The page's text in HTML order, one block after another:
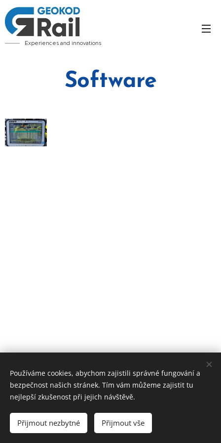
Experiences and innovations
Software
GEOKOD Rail s.r.o. | Všetky práva vyhradené 2022
Jazyky
Čeština
English
Používáme cookies, abychom zajistili správné fungování a
bezpečnost našich stránek. Tím vám můžeme zajistit tu
nejlepší zkušenost při jejich návštěvě.
Přijmout nezbytné Přijmout vše